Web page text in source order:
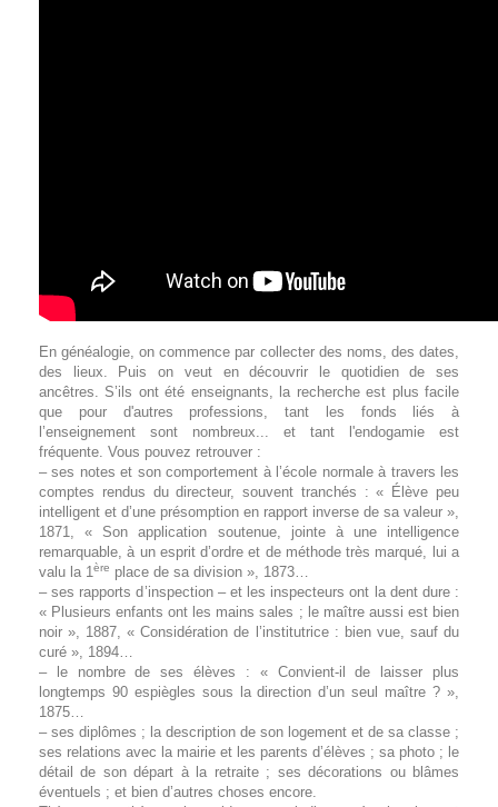
En généalogie, on commence par collecter des noms, des dates,
des lieux. Puis on veut en découvrir le quotidien de ses
ancêtres. S’ils ont été enseignants, la recherche est plus facile
que pour d'autres professions, tant les fonds liés à
l’enseignement sont nombreux... et tant l'endogamie est
fréquente. Vous pouvez retrouver :
– ses notes et son comportement à l’école normale à travers les
comptes rendus du directeur, souvent tranchés : « Élève peu
intelligent et d’une présomption en rapport inverse de sa valeur »,
1871, « Son application soutenue, jointe à une intelligence
remarquable, à un esprit d’ordre et de méthode très marqué, lui a
valu la 1ère place de sa division », 1873…
– ses rapports d’inspection – et les inspecteurs ont la dent dure :
« Plusieurs enfants ont les mains sales ; le maître aussi est bien
noir », 1887, « Considération de l’institutrice : bien vue, sauf du
curé », 1894…
– le nombre de ses élèves : « Convient-il de laisser plus
longtemps 90 espiègles sous la direction d’un seul maître ? »,
1875…
– ses diplômes ; la description de son logement et de sa classe ;
ses relations avec la mairie et les parents d’élèves ; sa photo ; le
détail de son départ à la retraite ; ses décorations ou blâmes
éventuels ; et bien d’autres choses encore.